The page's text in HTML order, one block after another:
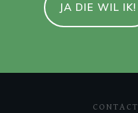
JA DIE WIL IK!
CONTACT